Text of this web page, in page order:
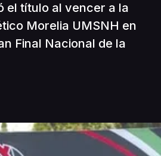
el título al vencer a la
Morelia UMSNH en
Final Nacional de la